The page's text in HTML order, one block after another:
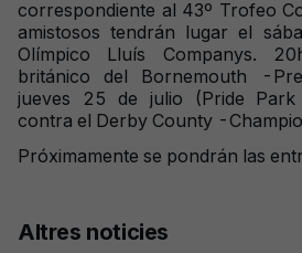
correspondiente al 43º Trofeo
amistosos tendrán lugar el
Olímpico Lluís Companys.
británico del Bornemouth -
jueves 25 de julio (Pride
contra el Derby County -
Próximamente se pondrán las
Altres noticies